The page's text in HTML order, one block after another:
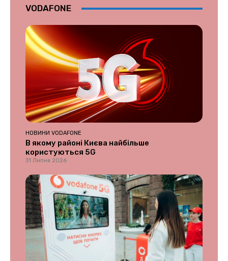
VODAFONE
НОВИНИ VODAFONE
В якому районі Києва найбільше
користуються 5G
31 Липня 2026